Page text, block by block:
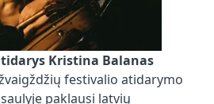
Kristina Balanas
festivalio atidarymo
paklausi latvių